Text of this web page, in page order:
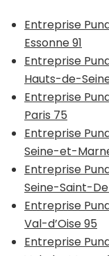
Entreprise
Essonne 91
Entreprise
Hauts-de-
Entreprise
Paris 75
Entreprise
Seine-et-
Entreprise
Seine-Saint-
Entreprise
Val-d’Oise 95
Entreprise